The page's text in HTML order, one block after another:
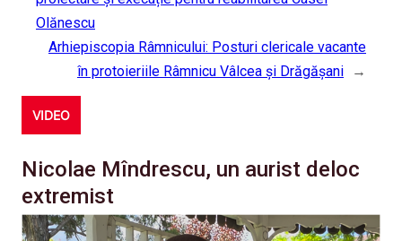
Olănescu
Arhiepiscopia Râmnicului: Posturi clericale vacante
în protoieriile Râmnicu Vâlcea și Drăgășani
→
VIDEO
Nicolae Mîndrescu, un aurist deloc
extremist